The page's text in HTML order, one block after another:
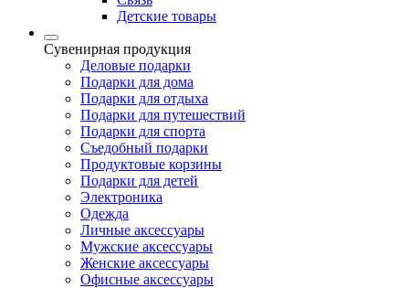
Детские товары
Сувенирная продукция
Деловые подарки
Подарки для дома
Подарки для отдыха
Подарки для путешествий
Подарки для спорта
Съедобный подарки
Продуктовые корзины
Подарки для детей
Электроника
Одежда
Личные аксессуары
Мужские аксессуары
Женские аксессуары
Офисные аксессуары